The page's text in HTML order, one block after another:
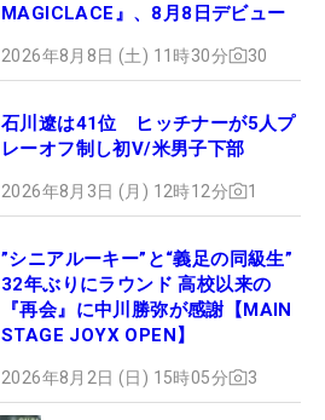
MAGICLACE』、8月8日デビュー
2026年8月8日 (土) 11時30分 30
石川遼は41位 ヒッチナーが5人プ
レーオフ制し初V/米男子下部
2026年8月3日 (月) 12時12分 1
”シニアルーキー”と“義足の同級生”
32年ぶりにラウンド 高校以来の
『再会』に中川勝弥が感謝【MAIN
STAGE JOYX OPEN】
2026年8月2日 (日) 15時05分 3